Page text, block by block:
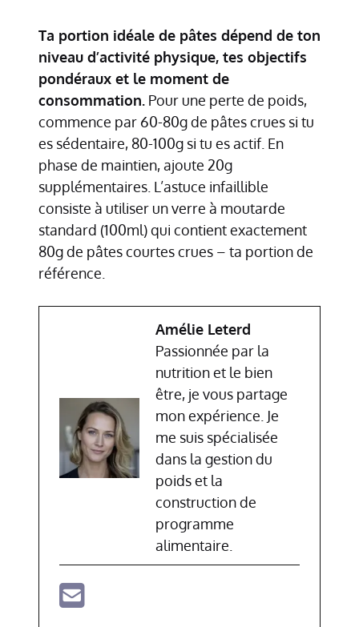
Ta portion idéale de pâtes dépend de ton
niveau d’activité physique, tes objectifs
pondéraux et le moment de
consommation. Pour une perte de poids,
commence par 60-80g de pâtes crues si tu
es sédentaire, 80-100g si tu es actif. En
phase de maintien, ajoute 20g
supplémentaires. L’astuce infaillible
consiste à utiliser un verre à moutarde
standard (100ml) qui contient exactement
80g de pâtes courtes crues – ta portion de
référence.
Amélie Leterd
Passionnée par la
nutrition et le bien
être, je vous partage
mon expérience. Je
me suis spécialisée
dans la gestion du
poids et la
construction de
programme
alimentaire.